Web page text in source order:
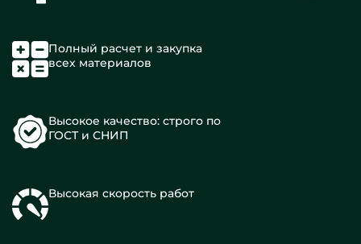
Полный расчет и закупка
всех материалов
Высокое качество: строго по
ГОСТ и СНИП
Высокая скорость работ